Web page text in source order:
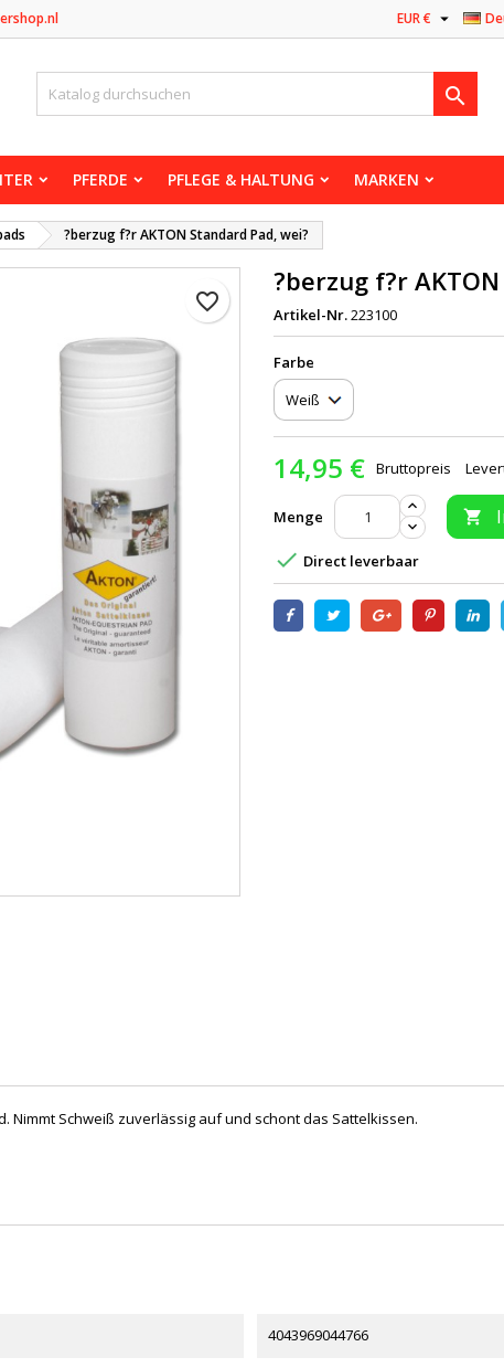
EUR € 

PFERDE PFLEGE & HALTUNG MARKEN
?berzug f?r AKTON Standard Pad, wei?
favorite_border
?berzug f?r
Artikel-Nr.223100
Farbe
14,95 € Bruttopreis
Menge 
 Direct leverbaar
Nimmt Schweiß zuverlässig auf und schont das Sattelkissen.
4043969044766